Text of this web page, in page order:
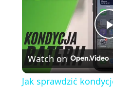
l
Watch on
Jak sprawdzić